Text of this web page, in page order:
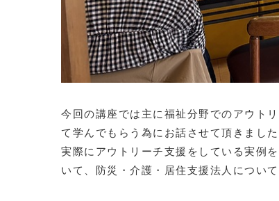
今回の講座では主に福祉分野でのアウト
て学んでもらう為にお話させて頂きました
実際にアウトリーチ支援をしている実例
いて、防災・介護・居住支援法人につい